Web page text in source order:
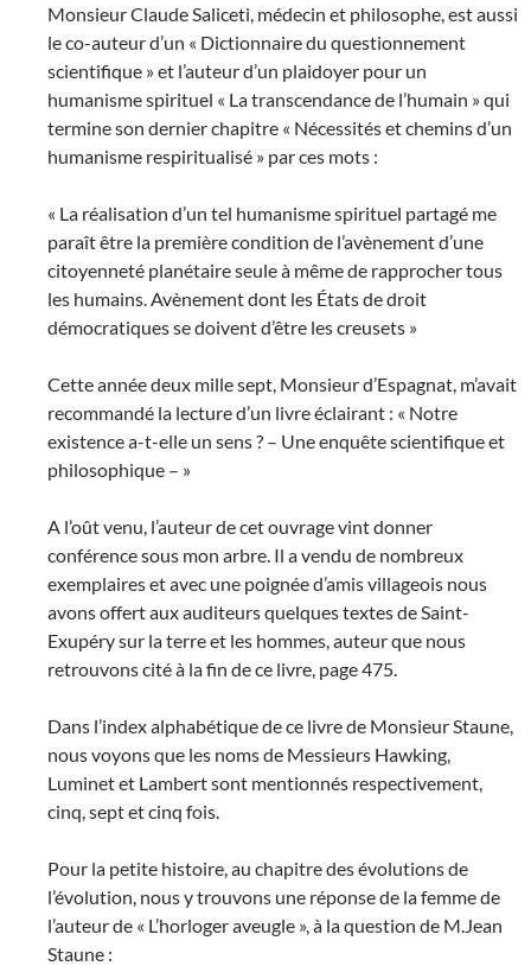
Monsieur Claude Saliceti, médecin et philosophe, est aussi
le co-auteur d’un « Dictionnaire du questionnement
scientifique » et l’auteur d’un plaidoyer pour un
humanisme spirituel « La transcendance de l’humain » qui
termine son dernier chapitre « Nécessités et chemins d’un
humanisme respiritualisé » par ces mots :
« La réalisation d’un tel humanisme spirituel partagé me
paraît être la première condition de l’avènement d’une
citoyenneté planétaire seule à même de rapprocher tous
les humains. Avènement dont les États de droit
démocratiques se doivent d’être les creusets »
Cette année deux mille sept, Monsieur d’Espagnat, m’avait
recommandé la lecture d’un livre éclairant : « Notre
existence a-t-elle un sens ? – Une enquête scientifique et
philosophique – »
A l’oût venu, l’auteur de cet ouvrage vint donner
conférence sous mon arbre. Il a vendu de nombreux
exemplaires et avec une poignée d’amis villageois nous
avons offert aux auditeurs quelques textes de Saint-
Exupéry sur la terre et les hommes, auteur que nous
retrouvons cité à la fin de ce livre, page 475.
Dans l’index alphabétique de ce livre de Monsieur Staune,
nous voyons que les noms de Messieurs Hawking,
Luminet et Lambert sont mentionnés respectivement,
cinq, sept et cinq fois.
Pour la petite histoire, au chapitre des évolutions de
l’évolution, nous y trouvons une réponse de la femme de
l’auteur de « L’horloger aveugle », à la question de M.Jean
Staune :